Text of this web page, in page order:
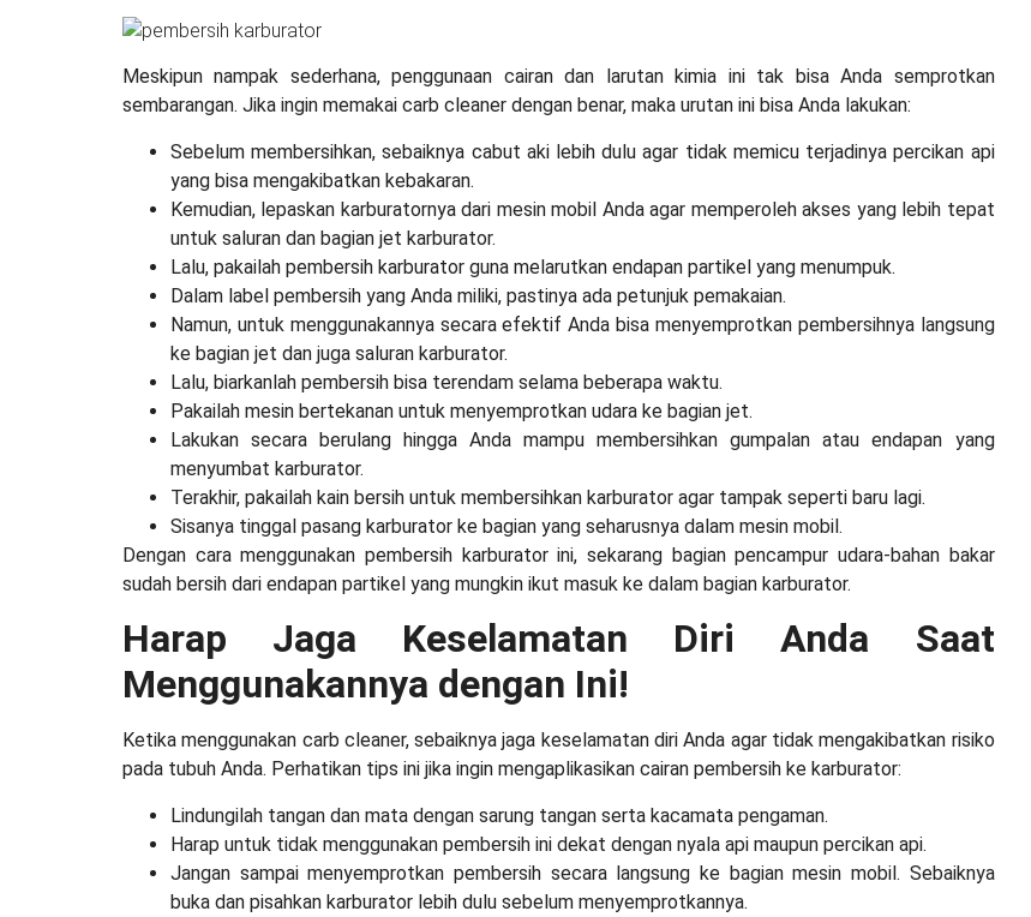
Meskipun nampak sederhana, penggunaan cairan dan larutan kimia ini tak bisa Anda semprotkan
sembarangan. Jika ingin memakai carb cleaner dengan benar, maka urutan ini bisa Anda lakukan:
Sebelum membersihkan, sebaiknya cabut aki lebih dulu agar tidak memicu terjadinya percikan api
yang bisa mengakibatkan kebakaran.
Kemudian, lepaskan karburatornya dari mesin mobil Anda agar memperoleh akses yang lebih tepat
untuk saluran dan bagian jet karburator.
Lalu, pakailah pembersih karburator guna melarutkan endapan partikel yang menumpuk.
Dalam label pembersih yang Anda miliki, pastinya ada petunjuk pemakaian.
Namun, untuk menggunakannya secara efektif Anda bisa menyemprotkan pembersihnya langsung
ke bagian jet dan juga saluran karburator.
Lalu, biarkanlah pembersih bisa terendam selama beberapa waktu.
Pakailah mesin bertekanan untuk menyemprotkan udara ke bagian jet.
Lakukan secara berulang hingga Anda mampu membersihkan gumpalan atau endapan yang
menyumbat karburator.
Terakhir, pakailah kain bersih untuk membersihkan karburator agar tampak seperti baru lagi.
Sisanya tinggal pasang karburator ke bagian yang seharusnya dalam mesin mobil.
Dengan cara menggunakan pembersih karburator ini, sekarang bagian pencampur udara-bahan bakar
sudah bersih dari endapan partikel yang mungkin ikut masuk ke dalam bagian karburator.
Harap Jaga Keselamatan Diri Anda Saat
Menggunakannya dengan Ini!
Ketika menggunakan carb cleaner, sebaiknya jaga keselamatan diri Anda agar tidak mengakibatkan risiko
pada tubuh Anda. Perhatikan tips ini jika ingin mengaplikasikan cairan pembersih ke karburator:
Lindungilah tangan dan mata dengan sarung tangan serta kacamata pengaman.
Harap untuk tidak menggunakan pembersih ini dekat dengan nyala api maupun percikan api.
Jangan sampai menyemprotkan pembersih secara langsung ke bagian mesin mobil. Sebaiknya
buka dan pisahkan karburator lebih dulu sebelum menyemprotkannya.